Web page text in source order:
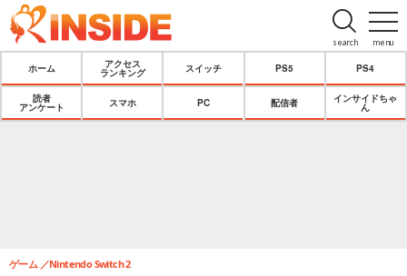
menu
search
ホーム
アクセス
ランキング
スイッチ PS5 PS4
読者
アンケート
スマホ PC 配信者
インサイドちゃ
ん
ゲーム Nintendo Switch 2